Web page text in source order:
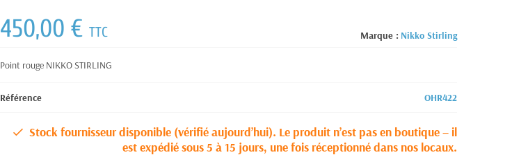
Marque : Nikko Stirling
450,00 €TTC
Point rouge NIKKO STIRLING
Référence OHR422
Stock fournisseur disponible (vérifié aujourd’hui). Le produit n’est pas en boutique – il
est expédié sous 5 à 15 jours, une fois réceptionné dans nos locaux.